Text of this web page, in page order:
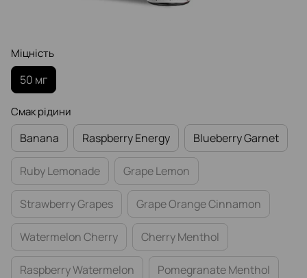
Міцність
50 мг
Смак рідини
Banana Raspberry Еnergy Blueberry Garnet
Ruby Lemonade Grape Lemon
Strawberry Grapes Grape Orange Cinnamon
Watermelon Cherry Cherry Menthol
Raspberry Watermelon Pomegranate Menthol